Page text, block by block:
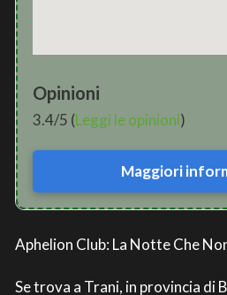
Opinioni
3.4/5 (Leggi le opinioni)
Maggiori
Aphelion Club: La Notte Che
Se trova a Trani, in provincia di